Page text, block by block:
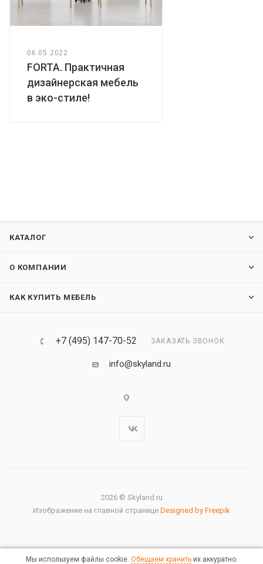
работать за ними комфортно, а плавные линии придают
дизайну «объемный» вид. Надежная защита торцов всех
оснащена прочными силовыми креплениями –
эксцентриковыми стяжками. Регулируемые по высоте
опоры обеспечат столу устойчивость на неровном полу.
06.05.2022
FORTA. Практичная
дизайнерская мебель
в эко-стиле!
КАТАЛОГ
О КОМПАНИИ
КАК КУПИТЬ МЕБЕЛЬ
+7 (495) 147-70-52 ЗАКАЗАТЬ ЗВОНОК
info@skyland.ru
2026 © Skyland.ru
Изображение на главной странице Designed by Freepik
Правовая информация
Мы используем файлы cookie. Обещаем хранитьих аккуратно.